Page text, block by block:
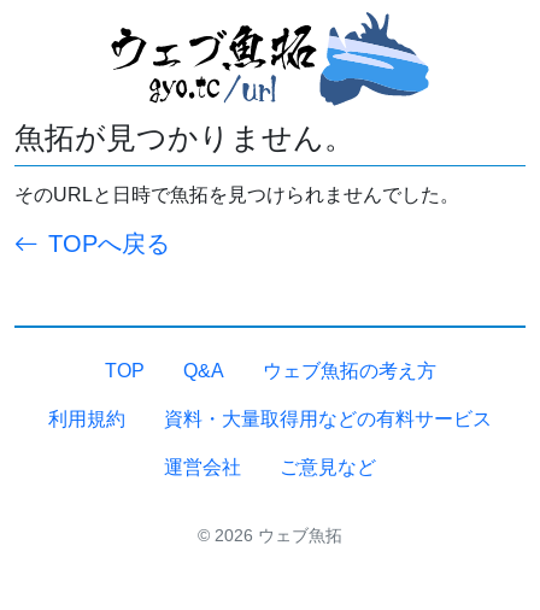
魚拓が見つかりません。
そのURLと日時で魚拓を見つけられませんでした。
TOPへ戻る
TOP Q&A ウェブ魚拓の考え方
利用規約 資料・大量取得用などの有料サービス
運営会社 ご意見など
© 2026 ウェブ魚拓